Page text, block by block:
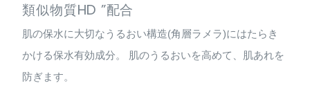
類似物質HD ”配合
肌の保水に大切なうるおい構造(角層ラメラ)にはたらき
かける保水有効成分。 肌のうるおいを高めて、肌あれを
防ぎます。